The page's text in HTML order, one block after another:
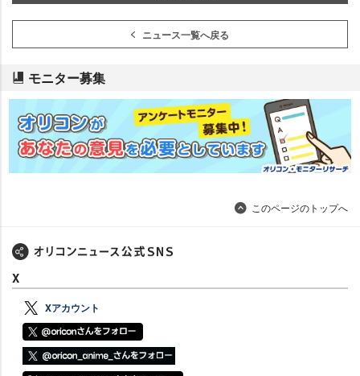
ニュース一覧へ戻る
モニター募集
このページのトップへ
X
Xアカウント